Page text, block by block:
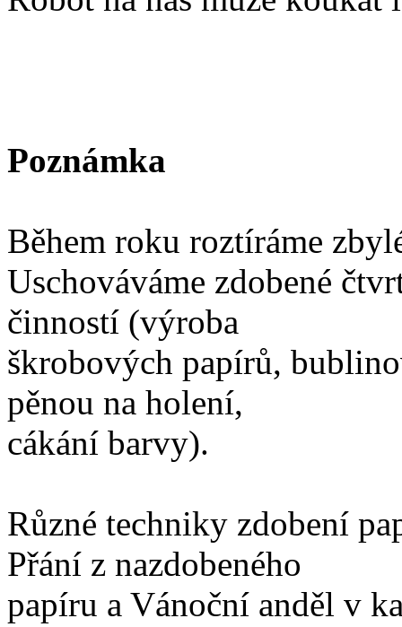
Poznámka
Během roku roztíráme
Uschováváme zdobené
činností (výroba
škrobových papírů,
pěnou na holení,
cákání barvy).
Různé techniky zdobení
Přání z nazdobeného
papíru a Vánoční anděl v